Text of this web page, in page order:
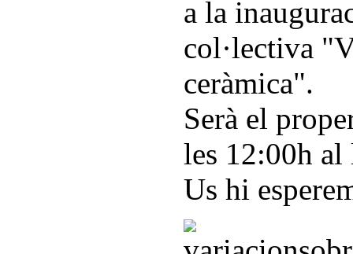
a la
col·lectiva
ceràmica".
Serà el
les 12:00h al
Us hi